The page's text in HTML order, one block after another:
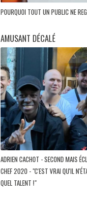
POURQUOI TOUT UN PUBLIC NE
AMUSANT DÉCALÉ
ADRIEN CACHOT - SECOND MAIS
CHEF 2020 - "C'EST VRAI QU'IL
QUEL TALENT !"